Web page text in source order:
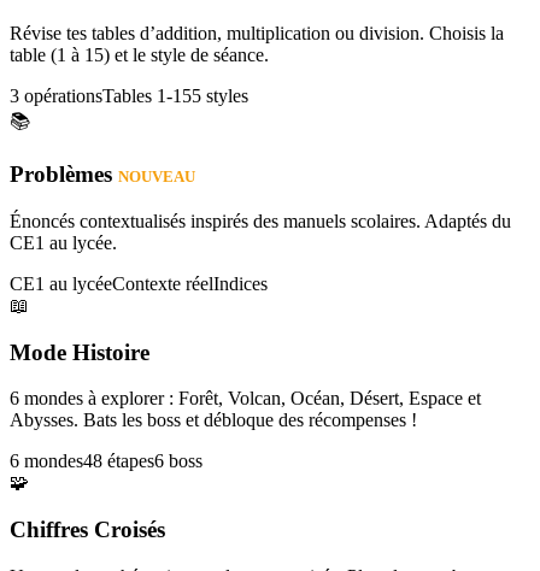
Révise tes tables d’addition, multiplication ou division. Choisis la
table (1 à 15) et le style de séance.
3 opérationsTables 1-155 styles
📚
Problèmes NOUVEAU
Énoncés contextualisés inspirés des manuels scolaires. Adaptés du
CE1 au lycée.
CE1 au lycéeContexte réelIndices
📖
Mode Histoire
6 mondes à explorer : Forêt, Volcan, Océan, Désert, Espace et
Abysses. Bats les boss et débloque des récompenses !
6 mondes48 étapes6 boss
🧩
Chiffres Croisés